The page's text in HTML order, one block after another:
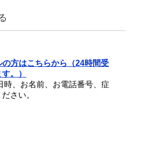
の方はこちらから（24時間受
。）
、お名前、お電話番号、症
さい。